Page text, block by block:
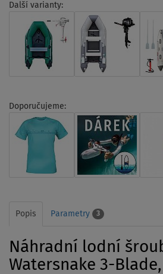
Další varianty:
Doporučujeme:
Popis Parametry 3
Náhradní lodní
Watersnake 3-